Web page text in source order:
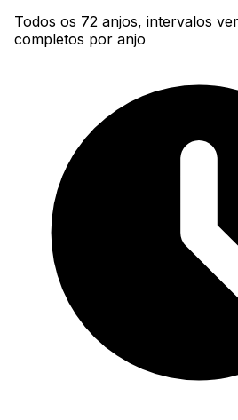
Todos os 72 anjos, intervalos
completos por anjo